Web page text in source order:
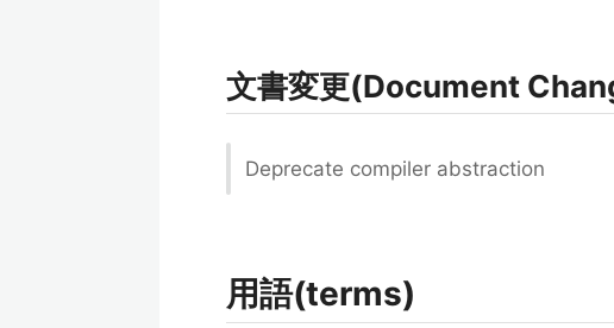
文書変更(Document
Deprecate compiler abstraction
用語(terms)